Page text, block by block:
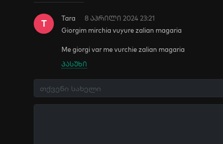
T Tara
8 აპრილი 2024 23:21
Giorgim mirchia vuyure zalian magaria
Me giorgi var me vurchie zalian magaria
პასუხი